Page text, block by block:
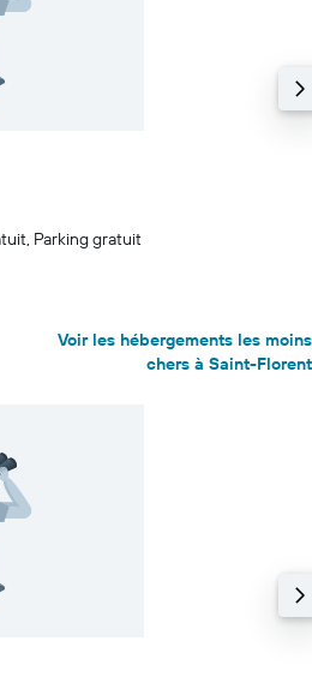
Parking gratuit
Voir les hébergements les moins
chers à Saint-Florent